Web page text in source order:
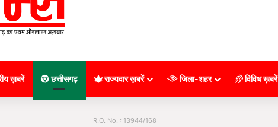
ख़बरें छत्तीसगढ़ राज्यवार ख़बरें जिला-शहर विविध ख़बरें
R.O. No. : 13944/168